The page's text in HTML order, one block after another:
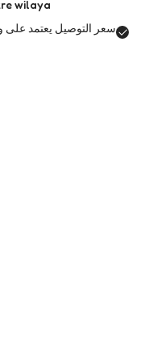
wilaya
سعر التوصيل يعتمد على